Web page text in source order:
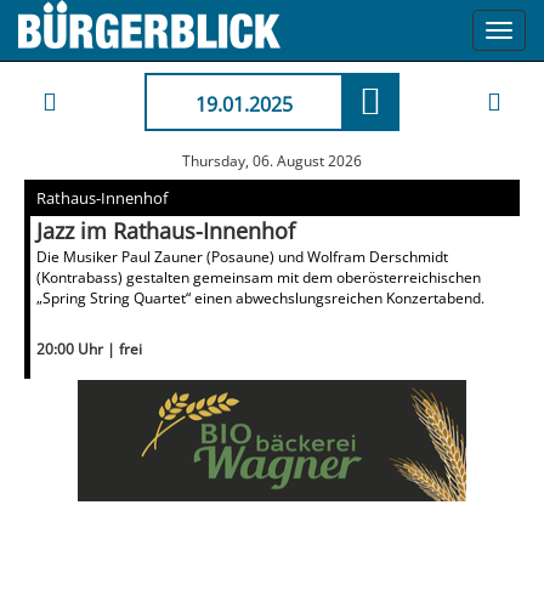
19.01.2025
Thursday, 06. August 2026
Rathaus-Innenhof
Jazz im Rathaus-Innenhof
Die Musiker Paul Zauner (Posaune) und Wolfram Derschmidt
(Kontrabass) gestalten gemeinsam mit dem oberösterreichischen
„Spring String Quartet“ einen abwechslungsreichen Konzertabend.
20:00 Uhr | frei